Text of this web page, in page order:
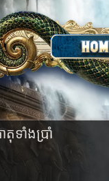
ទាំងប្រាំ